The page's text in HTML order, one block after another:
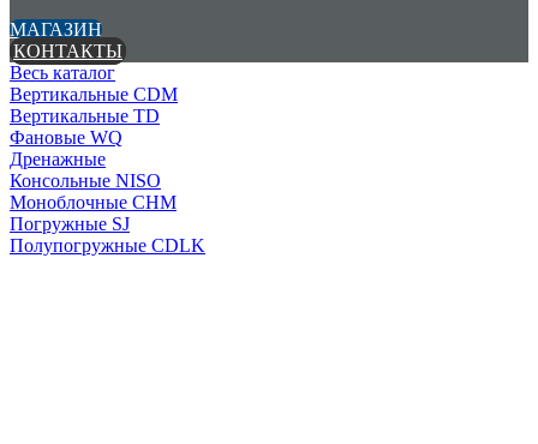
МАГАЗИН
КОНТАКТЫ
Весь каталог
Вертикальные CDM
Вертикальные TD
Фановые WQ
Дренажные
Консольные NISO
Моноблочные CHМ
Погружные SJ
Полупогружные CDLK